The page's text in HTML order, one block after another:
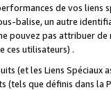
de vos liens
balise, un autre
pouvez pas attribuer
ces utilisateurs) .
(et les Liens
(tels que définis dans